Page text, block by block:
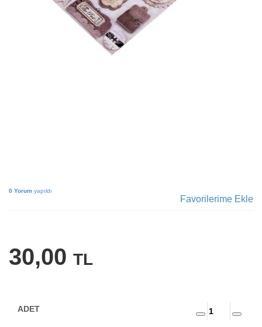
0 Yorum yapıldı
Favorilerime Ekle
30,00 TL